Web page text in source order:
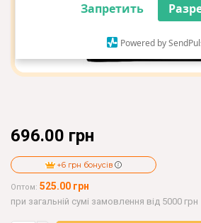
Запретить
Powered by
696.00 грн
+6 грн бонусів
Оптом: 525.00 грн
при загальній сумі замовлення від 5000 грн